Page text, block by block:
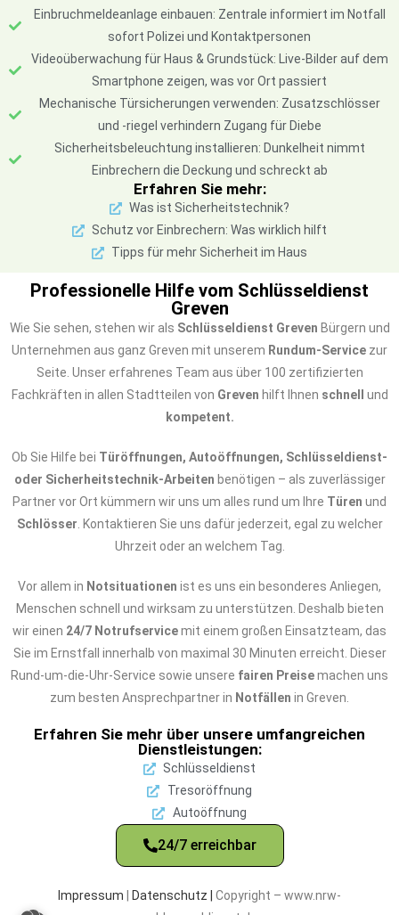
Einbruchmeldeanlage einbauen: Zentrale informiert im Notfall
sofort Polizei und Kontaktpersonen
Videoüberwachung für Haus & Grundstück: Live-Bilder auf dem
Smartphone zeigen, was vor Ort passiert
Mechanische Türsicherungen verwenden: Zusatzschlösser
und -riegel verhindern Zugang für Diebe
Sicherheitsbeleuchtung installieren: Dunkelheit nimmt
Einbrechern die Deckung und schreckt ab
Erfahren Sie mehr:
Was ist Sicherheitstechnik?
Schutz vor Einbrechern: Was wirklich hilft
Tipps für mehr Sicherheit im Haus
Professionelle Hilfe vom Schlüsseldienst
Greven
Wie Sie sehen, stehen wir als Schlüsseldienst Greven Bürgern und
Unternehmen aus ganz Greven mit unserem Rundum-Service zur
Seite. Unser erfahrenes Team aus über 100 zertifizierten
Fachkräften in allen Stadtteilen von Greven hilft Ihnen schnell
und
kompetent.
Ob Sie Hilfe bei Türöffnungen, Autoöffnungen, Schlüsseldienst-
oder Sicherheitstechnik-Arbeiten benötigen – als zuverlässiger
Partner vor Ort kümmern wir uns um alles rund um Ihre Türen und
Schlösser . Kontaktieren Sie uns dafür jederzeit, egal zu welcher
Uhrzeit oder an welchem Tag.
Vor allem in Notsituationen ist es uns ein besonderes Anliegen,
Menschen schnell und wirksam zu unterstützen. Deshalb bieten
wir einen 24/7 Notrufservicemit einem großen Einsatzteam, das
Sie im Ernstfall innerhalb von maximal 30 Minuten erreicht. Dieser
Rund-um-die-Uhr-Service sowie unsere fairen Preisemachen uns
zum besten Ansprechpartner in Notfällen in Greven.
Erfahren Sie mehr über unsere umfangreichen
Dienstleistungen:
Schlüsseldienst
Tresoröffnung
Autoöffnung
24/7 erreichbar
Impressum Datenschutz | Copyright – www.nrw-